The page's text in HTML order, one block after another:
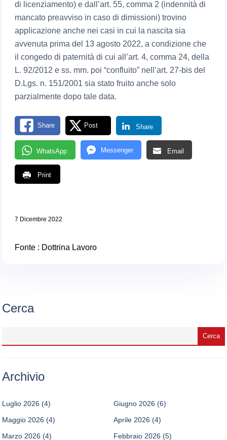
di licenziamento) e dall’art. 55, comma 2 (indennità di
mancato preavviso in caso di dimissioni) trovino
applicazione anche nei casi in cui la nascita sia
avvenuta prima del 13 agosto 2022, a condizione che
il congedo di paternità di cui all’art. 4, comma 24, della
L. 92/2012 e ss. mm. poi “confluito” nell’art. 27-bis del
D.Lgs. n. 151/2001 sia stato fruito anche solo
parzialmente dopo tale data.
Share Post Share
WhatsApp Messenger Email
Print
7 Dicembre 2022
Fonte : Dottrina Lavoro
Cerca
Archivio
Luglio 2026 (4) Giugno 2026 (6)
Maggio 2026 (4) Aprile 2026 (4)
Marzo 2026 (4) Febbraio 2026 (5)